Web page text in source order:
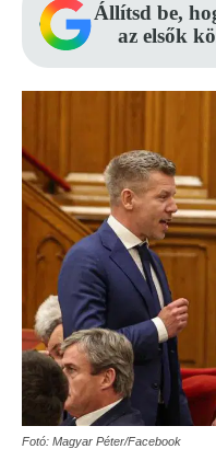
Állítsd be,
az elsők
Fotó: Magyar Péter/Facebook